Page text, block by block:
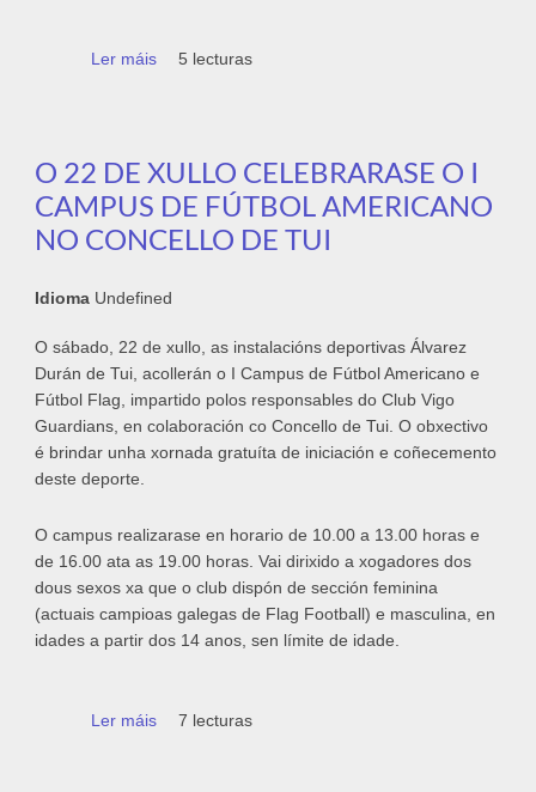
Ler máis acerca de Este sábado 15 de xullo pasará
5 lecturas
O 22 DE XULLO CELEBRARASE O I
CAMPUS DE FÚTBOL AMERICANO
NO CONCELLO DE TUI
Idioma Undefined
O sábado, 22 de xullo, as instalacións deportivas Álvarez
Durán de Tui, acollerán o I Campus de Fútbol Americano e
Fútbol Flag, impartido polos responsables do Club Vigo
Guardians, en colaboración co Concello de Tui. O obxectivo
é brindar unha xornada gratuíta de iniciación e coñecemento
deste deporte.
O campus realizarase en horario de 10.00 a 13.00 horas e
de 16.00 ata as 19.00 horas. Vai dirixido a xogadores dos
dous sexos xa que o club dispón de sección feminina
(actuais campioas galegas de Flag Football) e masculina, en
idades a partir dos 14 anos, sen límite de idade.
Ler máis acerca de O 22 de xullo celebrarase o I
7 lecturas